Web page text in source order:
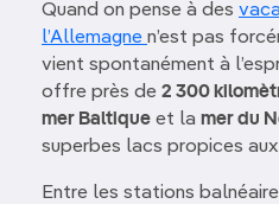
Quand on pense à des
l’Allemagne n’est pas
vient spontanément à
offre près de 2 300
mer Baltique et la mer du
superbes lacs propices
Entre les stations